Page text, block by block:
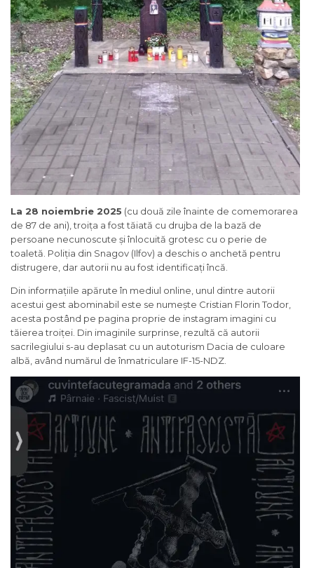
La 28 noiembrie 2025 (cu două zile înainte de comemorarea
de 87 de ani), troița a fost tăiată cu drujba de la bază de
persoane necunoscute și înlocuită grotesc cu o perie de
toaletă. Poliția din Snagov (Ilfov) a deschis o anchetă pentru
distrugere, dar autorii nu au fost identificați încă.
Din informațiile apărute în mediul online, unul dintre autorii
acestui gest abominabil este se numește Cristian Florin Todor,
acesta postând pe pagina proprie de instagram imagini cu
tăierea troiței. Din imaginile surprinse, rezultă că autorii
sacrilegiului s-au deplasat cu un autoturism Dacia de culoare
albă, având numărul de înmatriculare IF-15-NDZ.